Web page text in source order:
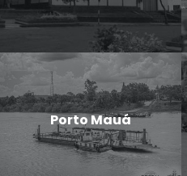
Porto Mauá